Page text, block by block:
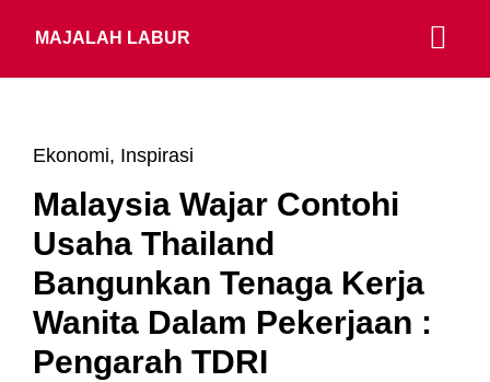
MAJALAH LABUR
Ekonomi, Inspirasi
Malaysia Wajar Contohi
Usaha Thailand
Bangunkan Tenaga Kerja
Wanita Dalam Pekerjaan :
Pengarah TDRI